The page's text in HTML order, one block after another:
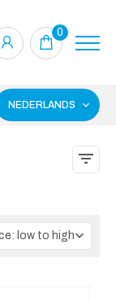
0
NEDERLANDS